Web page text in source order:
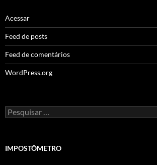
Acessar
Feed de posts
Feed de comentários
WordPress.org
Pesquisar
por:
IMPOSTÔMETRO